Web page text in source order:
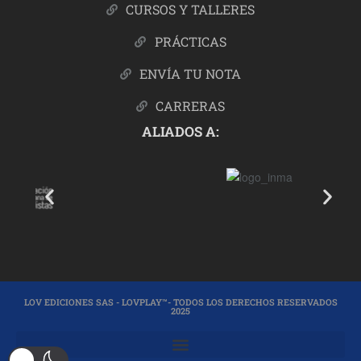
CURSOS Y TALLERES
PRÁCTICAS
ENVÍA TU NOTA
CARRERAS
ALIADOS A:
LOV EDICIONES SAS - LOVPLAY™- TODOS LOS DERECHOS RESERVADOS
2025